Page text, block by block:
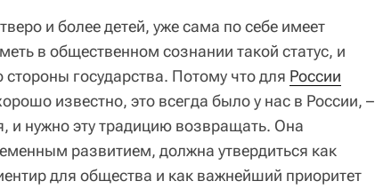
и более детей, уже сама по себе имеет
в общественном сознании такой статус, и
государства. Потому что для России
известно, это всегда было у нас в России, –
и нужно эту традицию возвращать. Она
развитием, должна утвердиться как
для общества и как важнейший приоритет